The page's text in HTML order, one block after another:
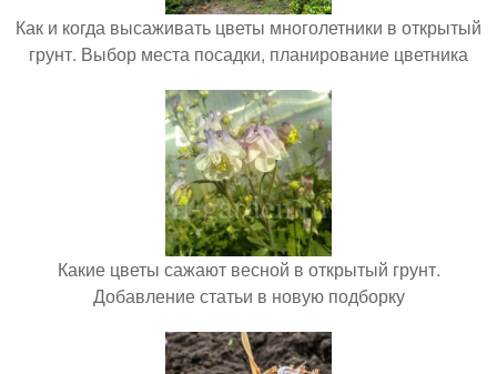
Как и когда высаживать цветы многолетники в открытый
грунт. Выбор места посадки, планирование цветника
Какие цветы сажают весной в открытый грунт.
Добавление статьи в новую подборку